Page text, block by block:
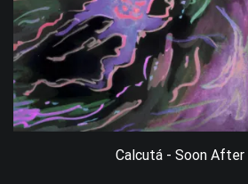
Calcutá - Soon After